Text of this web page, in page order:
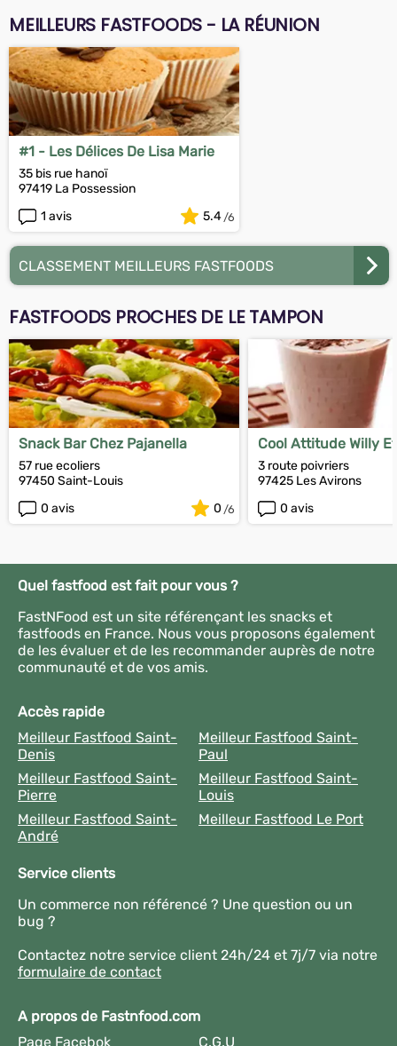
MEILLEURS FASTFOODS - LA RÉUNION
#1 - Les Délices De Lisa Marie
35 bis rue hanoï
97419 La Possession
1 avis
5.4
CLASSEMENT MEILLEURS FASTFOODS
FASTFOODS PROCHES DE LE TAMPON
Snack Bar Chez Pajanella
57 rue ecoliers
97450 Saint-Louis
0 avis
0
Cool Attitude Willy
Distribution
3 route poivriers
97425 Les Avirons
0 avis
Quel fastfood est fait pour vous ?
FastNFood est un site référençant les snacks et
fastfoods en France. Nous vous proposons également
de les évaluer et de les recommander auprès de notre
communauté et de vos amis.
Accès rapide
Meilleur Fastfood Saint-
Denis
Meilleur Fastfood Saint-
Paul
Meilleur Fastfood Saint-
Pierre
Meilleur Fastfood Saint-
Louis
Meilleur Fastfood Saint-
André
Meilleur Fastfood Le Port
Service clients
Un commerce non référencé ? Une question ou un
bug ?
Contactez notre service client 24h/24 et 7j/7 via notre
formulaire de contact
A propos de Fastnfood.com
Page Facebok
C.G.U